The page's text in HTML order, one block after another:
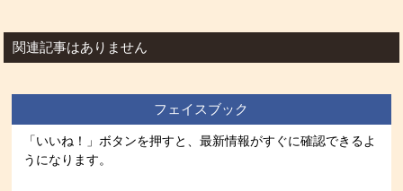
関連記事はありません
フェイスブック
「いいね！」ボタンを押すと、最新情報がすぐに確認できるよ
うになります。